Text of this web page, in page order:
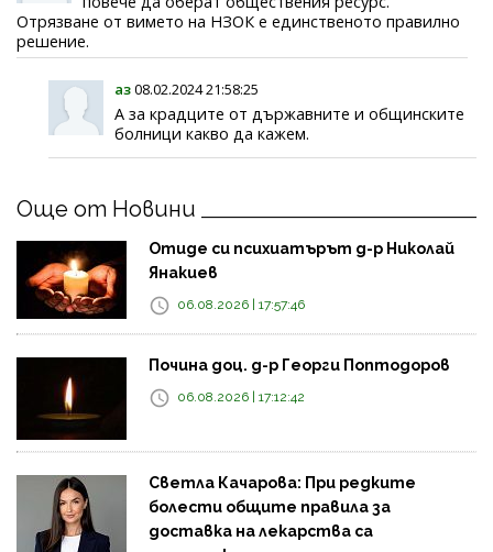
Отрязване от вимето на НЗОК е единственото правилно
решение.
аз08.02.2024 21:58:25
А за крадците от държавните и общинските
болници какво да кажем.
Още от Новини
Отиде си психиатърът д-р Николай
Янакиев
06.08.2026 | 17:57:46
Почина доц. д-р Георги Поптодоров
06.08.2026 | 17:12:42
Светла Качарова: При редките
болести общите правила за
доставка на лекарства са